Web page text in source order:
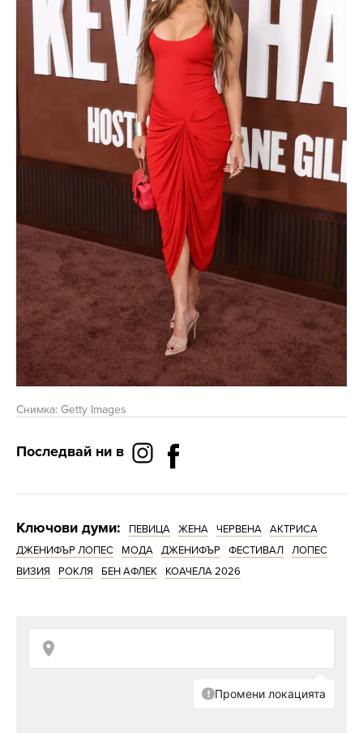
Снимка: Getty Images
Последвай ни в
Ключови думи: ПЕВИЦА ЖЕНА ЧЕРВЕНА
АКТРИСА
ДЖЕНИФЪР ЛОПЕС
МОДА ДЖЕНИФЪР ФЕСТИВАЛ
ЛОПЕС
ВИЗИЯ
РОКЛЯ БЕН АФЛЕК КОАЧЕЛА 2026